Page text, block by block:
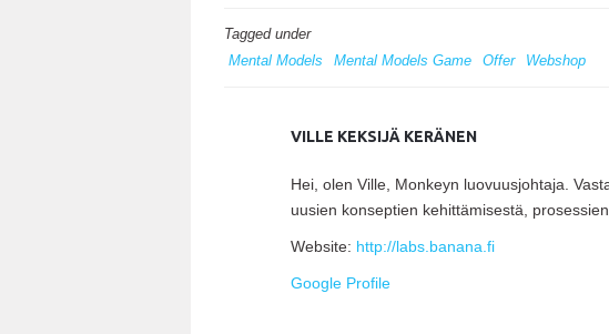
Tagged under
Mental Models
Mental Models Game Offer Webshop
VILLE KEKSIJÄ KERÄNEN
Hei, olen Ville, Monkeyn luovuusjohtaja.
uusien konseptien kehittämisestä,
Website: http://labs.banana.fi
Google Profile